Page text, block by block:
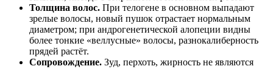
Толщина волос. При телогене в основном выпадают
зрелые волосы, новый пушок отрастает нормальным
диаметром; при андрогенетической алопеции видны
более тонкие «веллусные» волосы, разнокалиберность
прядей растёт.
Сопровождение. Зуд, перхоть, жирность не являются